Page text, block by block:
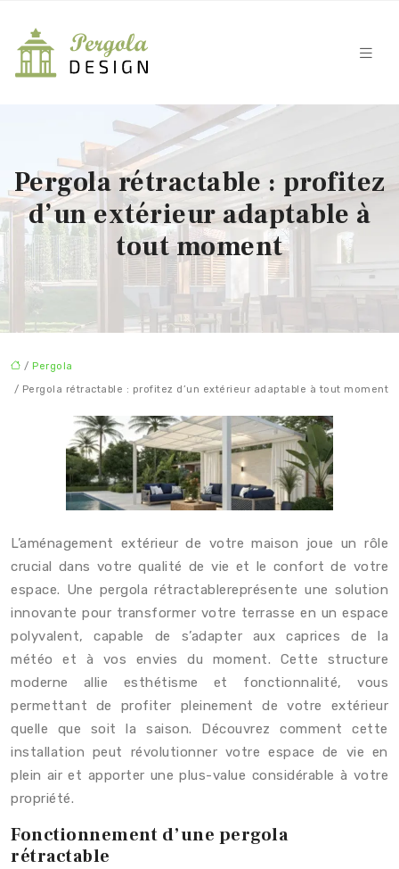
Pergola rétractable : profitez
d’un extérieur adaptable à
tout moment
/ Pergola
/ Pergola rétractable : profitez d’un extérieur adaptable à tout moment
L’aménagement extérieur de votre maison joue un rôle
crucial dans votre qualité de vie et le confort de votre
espace. Une pergola rétractablereprésente une solution
innovante pour transformer votre terrasse en un espace
polyvalent, capable de s’adapter aux caprices de la
météo et à vos envies du moment. Cette structure
moderne allie esthétisme et fonctionnalité, vous
permettant de profiter pleinement de votre extérieur
quelle que soit la saison. Découvrez comment cette
installation peut révolutionner votre espace de vie en
plein air et apporter une plus-value considérable à votre
propriété.
Fonctionnement d’une pergola
rétractable